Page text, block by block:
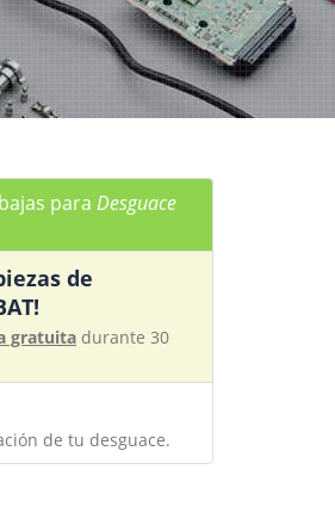
para Desguace
de
gratuita durante 30
de tu desguace.